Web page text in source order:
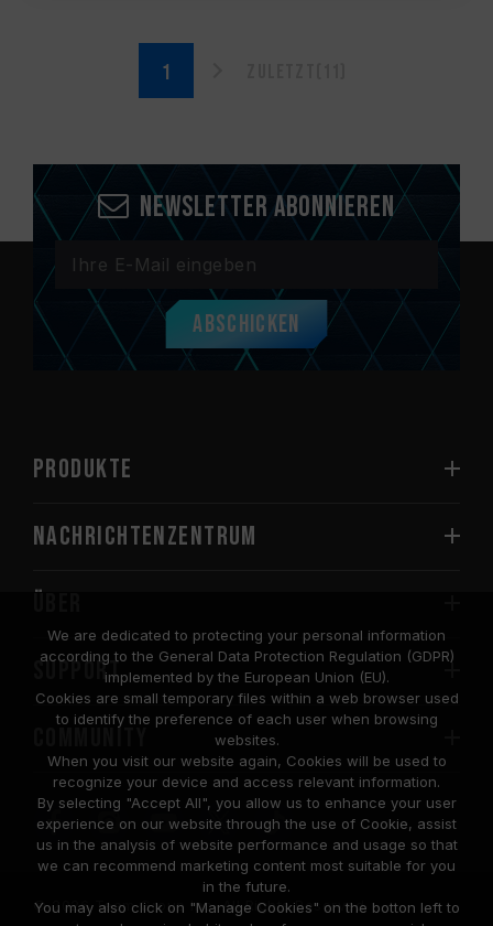
Newsletter abonnieren
Abschicken
PRODUKTE
Nachrichtenzentrum
Über
SUPPORT
COMMUNITY
© 2026 Team Group Inc. All Rights Reserved.
We are dedicated to protecting your personal information
according to the General Data Protection Regulation (GDPR)
implemented by the European Union (EU).
Cookies are small temporary files within a web browser used
to identify the preference of each user when browsing
websites.
When you visit our website again, Cookies will be used to
recognize your device and access relevant information.
By selecting "Accept All", you allow us to enhance your user
experience on our website through the use of Cookie, assist
us in the analysis of website performance and usage so that
we can recommend marketing content most suitable for you
in the future.
You may also click on "Manage Cookies" on the botton left to